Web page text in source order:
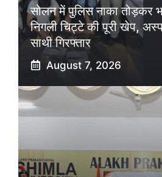
सोलन में पुलिस नाका तोड़कर
निगली चिट्टे की पूरी खेप,
साथी गिरफ्तार
August 7, 2026